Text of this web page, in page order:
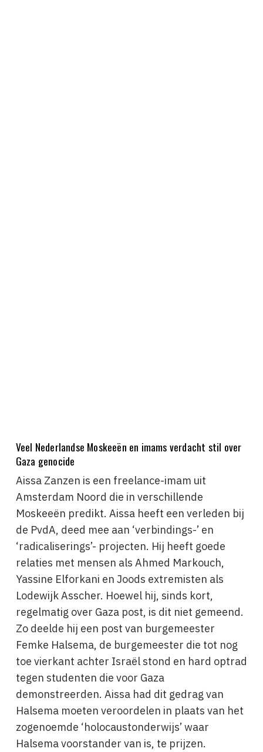
Veel Nederlandse Moskeeën en imams verdacht stil over
Gaza genocide
Aissa Zanzen is een freelance-imam uit
Amsterdam Noord die in verschillende
Moskeeën predikt. Aissa heeft een verleden bij
de PvdA, deed mee aan ‘verbindings-’ en
‘radicaliserings’- projecten. Hij heeft goede
relaties met mensen als Ahmed Markouch,
Yassine Elforkani en Joods extremisten als
Lodewijk Asscher. Hoewel hij, sinds kort,
regelmatig over Gaza post, is dit niet gemeend.
Zo deelde hij een post van burgemeester
Femke Halsema, de burgemeester die tot nog
toe vierkant achter Israël stond en hard optrad
tegen studenten die voor Gaza
demonstreerden. Aissa had dit gedrag van
Halsema moeten veroordelen in plaats van het
zogenoemde ‘holocaustonderwijs’ waar
Halsema voorstander van is, te prijzen.